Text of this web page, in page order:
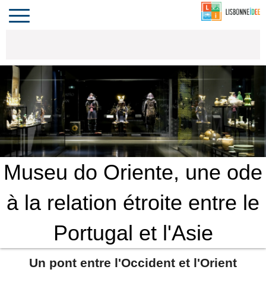
LE PORTUGAL
Toggle
navigation
Museu do Oriente, une ode
à la relation étroite entre le
Portugal et l'Asie
Un pont entre l'Occident et l'Orient